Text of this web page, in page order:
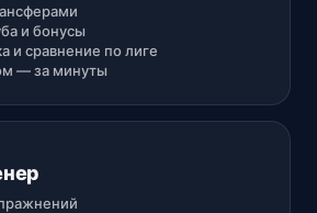
и бонусы
и сравнение по лиге
— за минуты